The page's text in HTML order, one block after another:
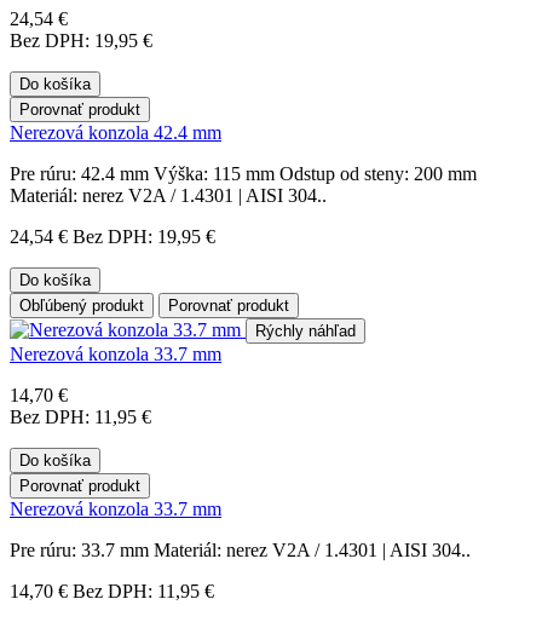
24,54 €
Bez DPH: 19,95 €
Do košíka
Porovnať produkt
Nerezová konzola 42.4 mm
Pre rúru: 42.4 mm Výška: 115 mm Odstup od steny: 200 mm
Materiál: nerez V2A / 1.4301 | AISI 304..
24,54 € Bez DPH: 19,95 €
Do košíka
Obľúbený produkt
Porovnať produkt
Rýchly náhľad
Nerezová konzola 33.7 mm
14,70 €
Bez DPH: 11,95 €
Do košíka
Porovnať produkt
Nerezová konzola 33.7 mm
Pre rúru: 33.7 mm Materiál: nerez V2A / 1.4301 | AISI 304..
14,70 € Bez DPH: 11,95 €